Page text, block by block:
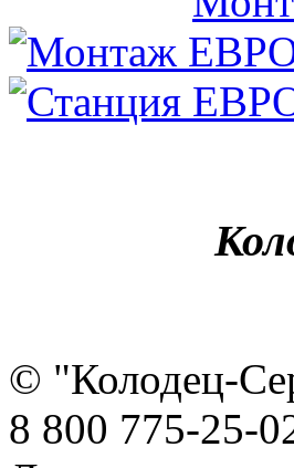
© "Колодец-
8 800 775-25-